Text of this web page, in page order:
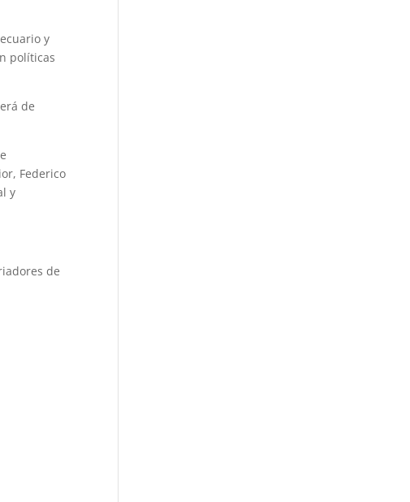
y
políticas
de
Federico
y
de